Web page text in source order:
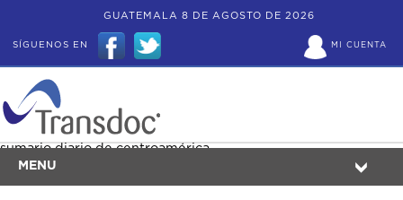
GUATEMALA 8 DE AGOSTO DE 2026
MI CUENTA
SÍGUENOS EN
MENU
sumario diario de centroamérica